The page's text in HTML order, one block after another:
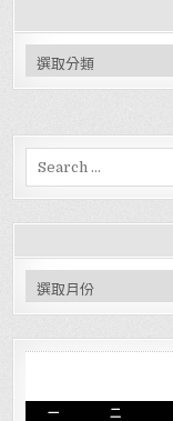
分類
彙整
一 二